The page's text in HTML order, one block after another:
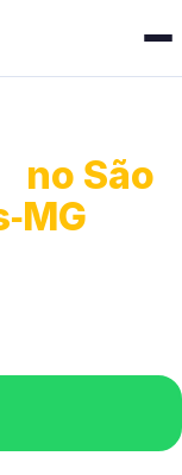
no São